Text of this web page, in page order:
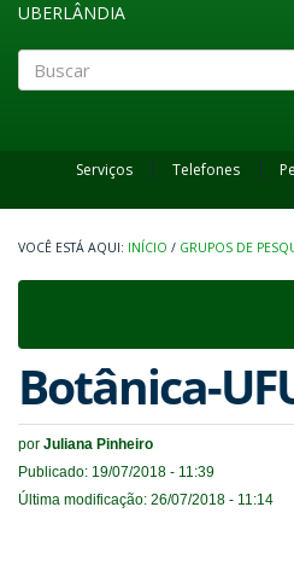
UBERLÂNDIA
Serviços Telefones
INÍCIO / GRUPOS DE
Botânica-
por Juliana Pinheiro
Publicado: 19/07/2018 - 11:39
Última modificação: 26/07/2018 - 11:14